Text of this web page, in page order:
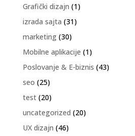
Grafički dizajn (1)
izrada sajta (31)
marketing(30)
Mobilne aplikacije (1)
Poslovanje & E-biznis (43)
seo (25)
test(20)
uncategorized (20)
UX dizajn (46)